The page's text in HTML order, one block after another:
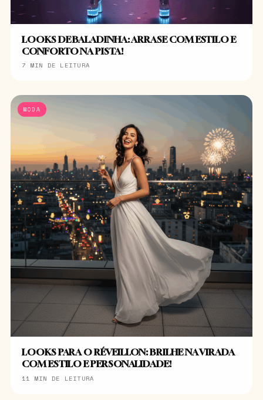
LOOKS DE BALADINHA: ARRASE COM ESTILO E
CONFORTO NA PISTA!
7 MIN DE LEITURA
MODA
LOOKS PARA O RÉVEILLON: BRILHE NA VIRADA
COM ESTILO E PERSONALIDADE!
11 MIN DE LEITURA